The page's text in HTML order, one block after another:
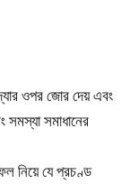
ওপর জোর দেয় এবং
সমস্যা সমাধানের
ফল নিয়ে যে প্রচণ্ড